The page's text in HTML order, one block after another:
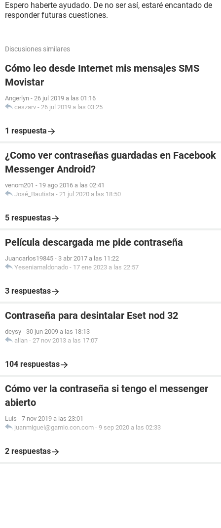
Espero haberte ayudado. De no ser así, estaré encantado de
responder futuras cuestiones.
Discusiones similares
Cómo leo desde Internet mis mensajes SMS
Movistar
Angerlyn - 26 jul 2019 a las 01:16
ceszarv - 26 jul 2019 a las 03:25
1 respuesta
¿Como ver contraseñas guardadas en Facebook
Messenger Android?
venom201 - 19 ago 2016 a las 02:41
José_Bautista - 21 jul 2020 a las 18:50
5 respuestas
Película descargada me pide contraseña
Juancarlos19845 - 3 abr 2017 a las 11:22
Yeseniamaldonado - 17 ene 2023 a las 22:57
3 respuestas
Contraseña para desintalar Eset nod 32
deysy - 30 jun 2009 a las 18:13
allan - 27 nov 2013 a las 17:07
104 respuestas
Cómo ver la contraseña si tengo el messenger
abierto
Luis - 7 nov 2019 a las 23:01
juanmiguel@gamio.con.com - 9 sep 2020 a las 02:33
2 respuestas